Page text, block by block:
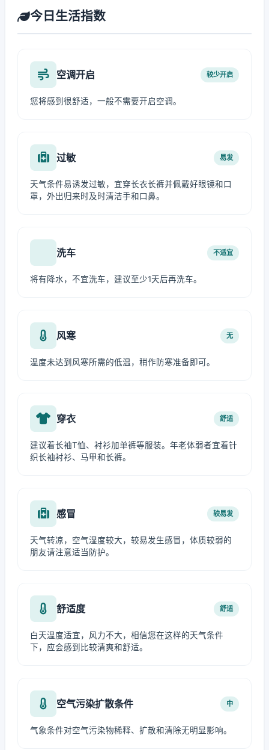
今日生活指数
空调开启 较少开启
您将感到很舒适，一般不需要开启空调。
过敏 易发
天气条件易诱发过敏，宜穿长衣长裤并佩戴好眼镜和口
罩，外出归来时及时清洁手和口鼻。
洗车 不适宜
将有降水，不宜洗车，建议至少1天后再洗车。
风寒 无
温度未达到风寒所需的低温，稍作防寒准备即可。
穿衣 舒适
建议着长袖T恤、衬衫加单裤等服装。年老体弱者宜着针
织长袖衬衫、马甲和长裤。
感冒 较易发
天气转凉，空气湿度较大，较易发生感冒，体质较弱的
朋友请注意适当防护。
舒适度 舒适
白天温度适宜，风力不大，相信您在这样的天气条件
下，应会感到比较清爽和舒适。
空气污染扩散条件 中
气象条件对空气污染物稀释、扩散和清除无明显影响。